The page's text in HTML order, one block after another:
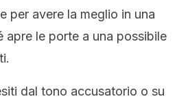
per avere la meglio in una
apre le porte a una possibile
dal tono accusatorio o su